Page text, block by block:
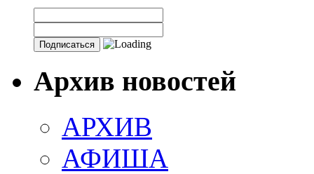
Архив новостей
АРХИВ
АФИША